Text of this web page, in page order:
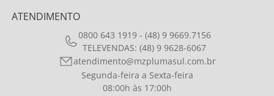
ATENDIMENTO
0800 643 1919 - (48) 9 9669.7156
TELEVENDAS: (48) 9 9628-6067
atendimento@mzplumasul.com.br
Segunda-feira a Sexta-feira
08:00h às 17:00h